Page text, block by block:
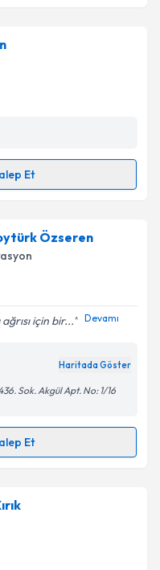
Gönder
uzmandan randevu
e-posta ile
ediyorum.
Gönder
Et
takvimi talebi
almanız için bir
ile bilgilendireceğiz.
ilişkin
verilerimin belirtilen
ediyorum.
Gönder
Özseren
için bir... Devamı
Haritada Göster
Sok. Akgül Apt. No: 1/16
Et
uzmandan randevu
e-posta ile